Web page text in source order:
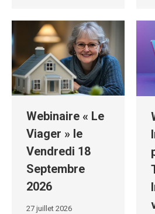
Webinaire « Le
Viager » le
Vendredi 18
Septembre
2026
27 juillet 2026